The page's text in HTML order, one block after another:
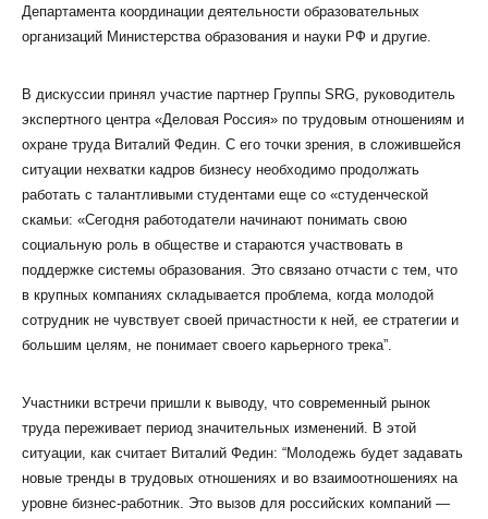
Департамента координации деятельности образовательных
организаций Министерства образования и науки РФ и другие.
В дискуссии принял участие партнер Группы SRG, руководитель
экспертного центра «Деловая Россия» по трудовым отношениям и
охране труда Виталий Федин. С его точки зрения, в сложившейся
ситуации нехватки кадров бизнесу необходимо продолжать
работать с талантливыми студентами еще со «студенческой
скамьи: «Сегодня работодатели начинают понимать свою
социальную роль в обществе и стараются участвовать в
поддержке системы образования. Это связано отчасти с тем, что
в крупных компаниях складывается проблема, когда молодой
сотрудник не чувствует своей причастности к ней, ее стратегии и
большим целям, не понимает своего карьерного трека”.
Участники встречи пришли к выводу, что современный рынок
труда переживает период значительных изменений. В этой
ситуации, как считает Виталий Федин: “Молодежь будет задавать
новые тренды в трудовых отношениях и во взаимоотношениях на
уровне бизнес-работник. Это вызов для российских компаний —